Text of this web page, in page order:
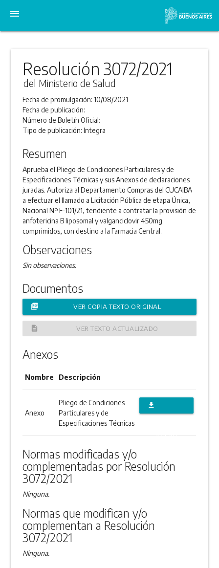
menu
Resolución 3072/2021
del Ministerio de Salud
Fecha de promulgación:10/08/2021
Fecha de publicación:
Número de Boletín Oficial:
Tipo de publicación:Integra
Resumen
Aprueba el Pliego de Condiciones Particulares y de
Especificaciones Técnicas y sus Anexos de declaraciones
juradas. Autoriza al Departamento Compras del CUCAIBA
a efectuar el llamado a Licitación Pública de etapa Única,
Nacional Nº F-101/21, tendiente a contratar la provisión de
anfotericina B liposomal y valganciclovir 450mg
comprimidos, con destino a la Farmacia Central.
Observaciones
Sin observaciones.
Documentos
picture_as_pdf VER COPIA TEXTO ORIGINAL
description VER TEXTO ACTUALIZADO
Anexos
Nombre Descripción
Anexo
Pliego de Condiciones
Particulares y de
Especificaciones Técnicas
file_download
ANEXO
Normas modificadas y/o
complementadas por Resolución
3072/2021
Ninguna.
Normas que modifican y/o
complementan a Resolución
3072/2021
Ninguna.